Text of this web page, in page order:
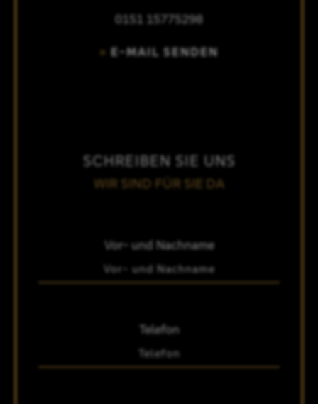
0151 15775298
E-MAIL SENDEN
SCHREIBEN SIE UNS
WIR SIND FÜR SIE DA
Vor- und Nachname
Telefon